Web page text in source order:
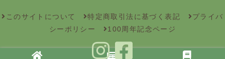
このサイトについて 特定商取引法に基づく表記
プライバ
シーポリシー
100周年記念ページ